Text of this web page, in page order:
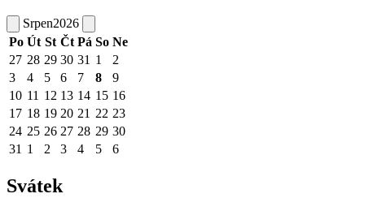
Srpen2026
Po Út St Čt Pá So Ne
27 28 29 30 31 1
2
3
4 5 6 7 8
9
10 11 12 13 14 15 16
17 18 19 20 21 22 23
24 25 26 27 28 29 30
31 1 2 3 4 5 6
Svátek